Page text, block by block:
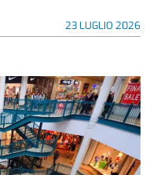
23 LUGLIO 2026